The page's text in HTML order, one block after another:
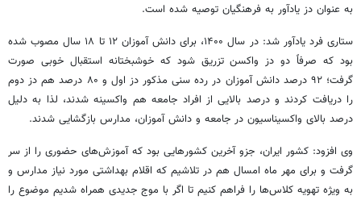
به عنوان دز یادآور به فرهنگیان توصیه شده است.
ستاری فرد یادآور شد: در سال ۱۴۰۰، برای دانش آموزان ۱۲ تا ۱۸ سال مصوب شده
بود که صرفاً دو دز واکسن تزریق شود که خوشبختانه استقبال خوبی صورت
گرفت؛ ۹۲ درصد دانش آموزان در رده سنی مذکور دز اول و ۸۰ درصد هم دز دوم
را دریافت کردند و درصد بالایی از افراد جامعه هم واکسینه شدند، لذا به دلیل
درصد بالای واکسیناسیون در جامعه و دانش آموزان، مدارس بازگشایی شدند.
وی افزود: کشور ایران، جزوآخرین کشورهایی بود که آموزش‌های حضوری را از سر
گرفت و برای مهر ماه امسال هم در تلاشیم که اقلام بهداشتی مورد نیاز مدارس و
به ویژه تهویه کلاس‌ها را فراهم کنیم تا اگر با موج جدیدی همراه شدیم موضوع را